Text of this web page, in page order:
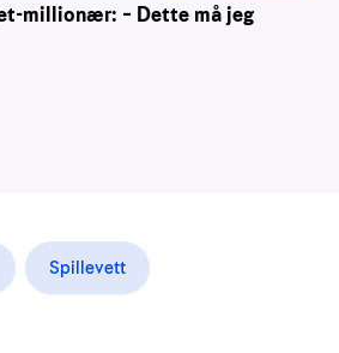
millionær: – Dette må jeg
Spillevett